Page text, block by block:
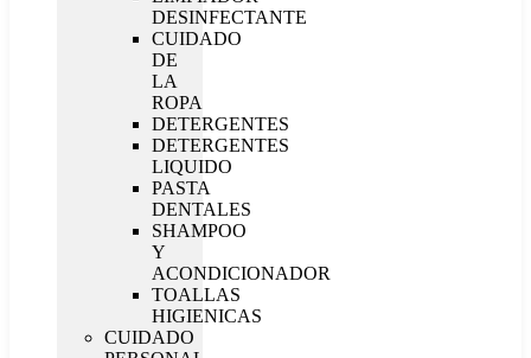
DESINFECTANTE
CUIDADO
DE
LA
ROPA
DETERGENTES
DETERGENTES
LIQUIDO
PASTA
DENTALES
SHAMPOO
Y
ACONDICIONADOR
TOALLAS
HIGIENICAS
CUIDADO